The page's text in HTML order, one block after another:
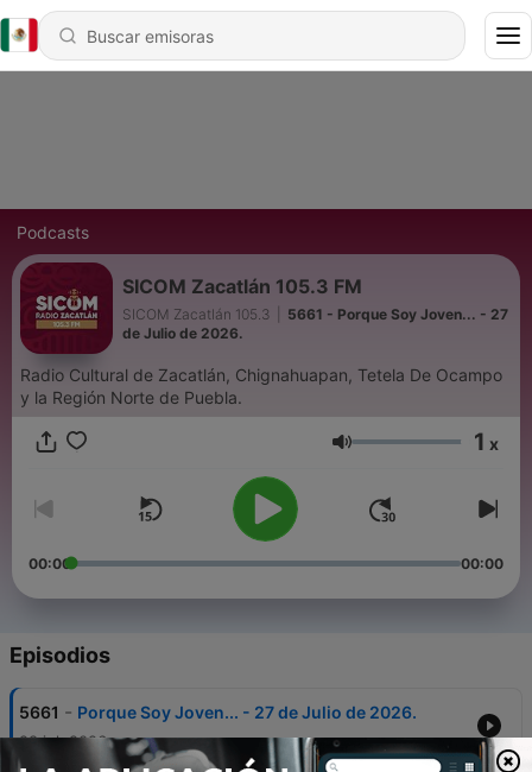
Podcasts
SICOM Zacatlán 105.3 FM
SICOM Zacatlán 105.3
5661 - Porque Soy Joven... - 27
de Julio de 2026.
Radio Cultural de Zacatlán, Chignahuapan, Tetela De Ocampo
y la Región Norte de Puebla.
Volumen 1 x
00:00 00:00
Episodios
5661 - Porque Soy Joven... - 27 de Julio de 2026.
28 jul. 2026